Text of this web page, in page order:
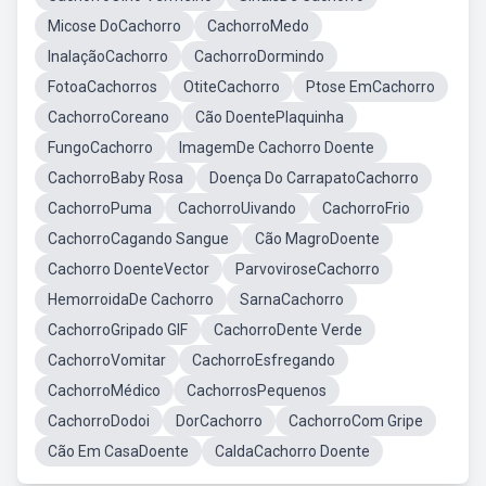
Micose DoCachorro
CachorroMedo
InalaçãoCachorro
CachorroDormindo
FotoaCachorros
OtiteCachorro
Ptose EmCachorro
CachorroCoreano
Cão DoentePlaquinha
FungoCachorro
ImagemDe Cachorro Doente
CachorroBaby Rosa
Doença Do CarrapatoCachorro
CachorroPuma
CachorroUivando
CachorroFrio
CachorroCagando Sangue
Cão MagroDoente
Cachorro DoenteVector
ParvoviroseCachorro
HemorroidaDe Cachorro
SarnaCachorro
CachorroGripado GIF
CachorroDente Verde
CachorroVomitar
CachorroEsfregando
CachorroMédico
CachorrosPequenos
CachorroDodoi
DorCachorro
CachorroCom Gripe
Cão Em CasaDoente
CaldaCachorro Doente